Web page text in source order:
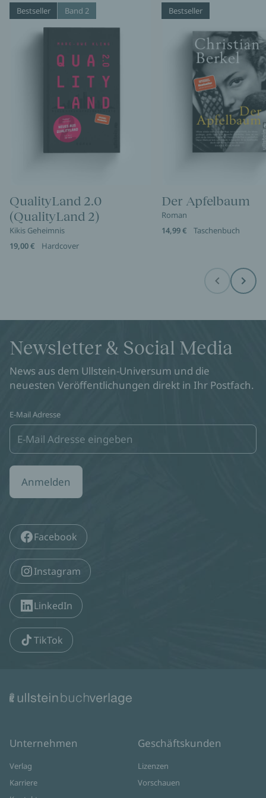
Bestseller Band 2
QualityLand 2.0
(QualityLand 2)
Kikis Geheimnis
19,00 €
Hardcover
Bestseller
Der Apfelbaum
Roman
14,99 €
Taschenbuch
Before Next
Newsletter & Social Media
News aus dem Ullstein-Universum und die
neuesten Veröffentlichungen direkt in Ihr Postfach.
E-Mail Adresse
Anmelden
Facebook
Instagram
LinkedIn
TikTok
Unternehmen
Verlag
Karriere
Geschäftskunden
Lizenzen
Vorschauen